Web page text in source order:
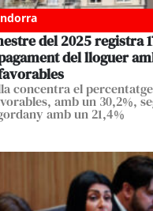
del 2025 registra
del lloguer
concentra el
amb un 30,2%,
amb un 21,4%